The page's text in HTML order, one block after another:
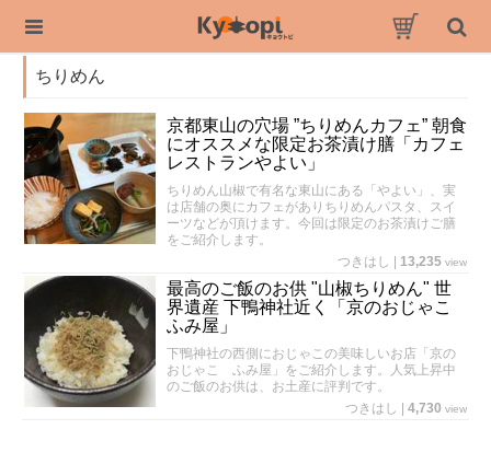
ちりめん
京都東山の穴場 ”ちりめんカフェ” 朝食
にオススメな限定お茶漬け膳「カフェ
レストランやよい」
ちりめん山椒で有名な東山にある「やよい」、実
は店舗の奥にカフェがありちりめんパスタ、スイ
ーツなどが頂けます。今回は限定のお茶漬けご膳
をご紹介します。
つきはし
13,235 view
最高のご飯のお供 "山椒ちりめん" 世
界遺産 下鴨神社近く「京のおじゃこ
ふみ屋」
下鴨神社の西側におじゃこの美味しいお店「京の
おじゃこ ふみ屋」をご紹介します。人気上昇中
のご飯のお供は、お土産に評判です。
つきはし
4,730 view